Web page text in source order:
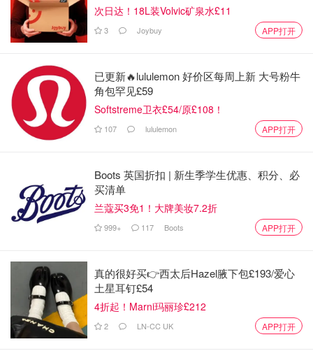
图片来自于@网络 ，版权属于原作者
防晒有没有让我变白，这点我不知道，不好说。但我知道，
要是不防晒，我应该会比现在更黑🌚
还有另一个朋友就是：没事，我不需要美白，不涂防晒也没
事！
我顿时暗吐了一口老血。
次日达！18L装Volvic矿泉水£11
3 Joybuy APP打开
已更新🔥lululemon 好价区每周上新 大号粉牛
角包罕见£59
Softstreme卫衣£54/原£108！
107 lululemon APP打开
Boots 英国折扣 | 新生季学生优惠、积分、必
买清单
兰蔻买3免1！大牌美妆7.2折
999+ 117 Boots APP打开
真的很好买👉西太后Hazel腋下包£193/爱心
土星耳钉£54
4折起！Marni玛丽珍£212
2 LN-CC UK APP打开